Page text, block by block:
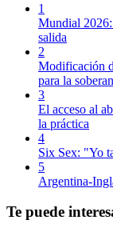
1
Mundial
salida
2
Modificación
para la
3
El acceso al
la práctica
4
Six Sex: "Yo
5
Argentina-
Te puede